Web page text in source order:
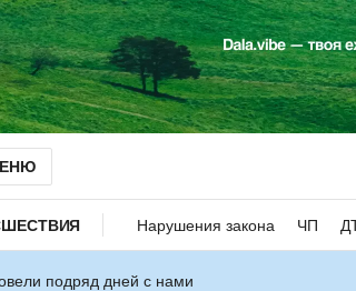
Нарушения закона ЧП
подряд дней с нами